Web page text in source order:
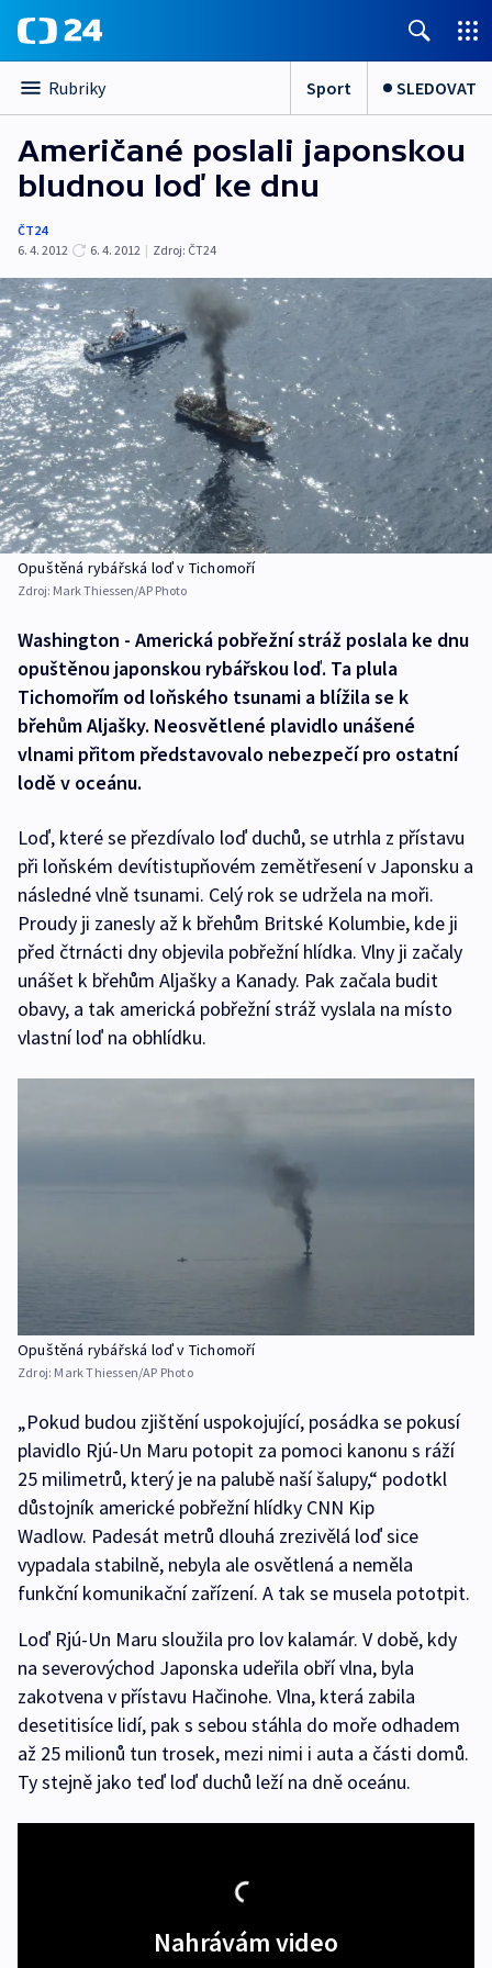
Rubriky Sport SLEDOVAT
Američané poslali japonskou
bludnou loď ke dnu
ČT24
6. 4. 2012
6. 4. 2012 | Zdroj: ČT24
Opuštěná rybářská loď v Tichomoří
Zdroj: Mark Thiessen/AP Photo
Washington - Americká pobřežní stráž poslala ke dnu
opuštěnou japonskou rybářskou loď. Ta plula
Tichomořím od loňského tsunami a blížila se k
břehům Aljašky. Neosvětlené plavidlo unášené
vlnami přitom představovalo nebezpečí pro ostatní
lodě v oceánu.
Loď, které se přezdívalo loď duchů, se utrhla z přístavu
při loňském devítistupňovém zemětřesení v Japonsku a
následné vlně tsunami. Celý rok se udržela na moři.
Proudy ji zanesly až k břehům Britské Kolumbie, kde ji
před čtrnácti dny objevila pobřežní hlídka. Vlny ji začaly
unášet k břehům Aljašky a Kanady. Pak začala budit
obavy, a tak americká pobřežní stráž vyslala na místo
vlastní loď na obhlídku.
Opuštěná rybářská loď v Tichomoří
Zdroj: Mark Thiessen/AP Photo
„Pokud budou zjištění uspokojující, posádka se pokusí
plavidlo Rjú-Un Maru potopit za pomoci kanonu s ráží
25 milimetrů, který je na palubě naší šalupy,“ podotkl
důstojník americké pobřežní hlídky CNN Kip
Wadlow. Padesát metrů dlouhá zrezivělá loď sice
vypadala stabilně, nebyla ale osvětlená a neměla
funkční komunikační zařízení. A tak se musela pototpit.
Loď Rjú-Un Maru sloužila pro lov kalamár. V době, kdy
na severovýchod Japonska udeřila obří vlna, byla
zakotvena v přístavu Hačinohe. Vlna, která zabila
desetitisíce lidí, pak s sebou stáhla do moře odhadem
až 25 milionů tun trosek, mezi nimi i auta a části domů.
Ty stejně jako teď loď duchů leží na dně oceánu.
Nahrávám video